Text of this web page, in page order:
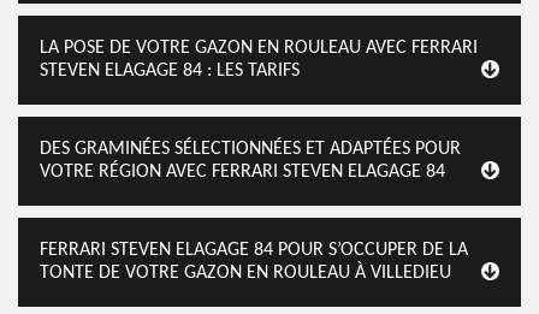
LA POSE DE VOTRE GAZON EN ROULEAU AVEC FERRARI
STEVEN ELAGAGE 84 : LES TARIFS
DES GRAMINÉES SÉLECTIONNÉES ET ADAPTÉES POUR
VOTRE RÉGION AVEC FERRARI STEVEN ELAGAGE 84
FERRARI STEVEN ELAGAGE 84 POUR S’OCCUPER DE LA
TONTE DE VOTRE GAZON EN ROULEAU À VILLEDIEU